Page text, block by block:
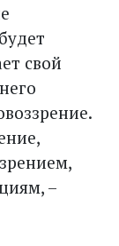
свой
–